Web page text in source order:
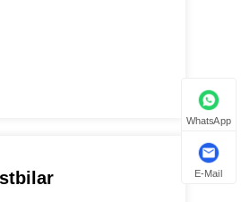
WhatsApp
E-Mail